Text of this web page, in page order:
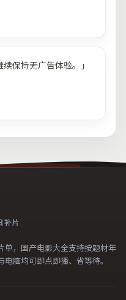
保持无广告体验。 」
补片
单，国产电影大全支持按题材年
脑均可即点即播、省等待。